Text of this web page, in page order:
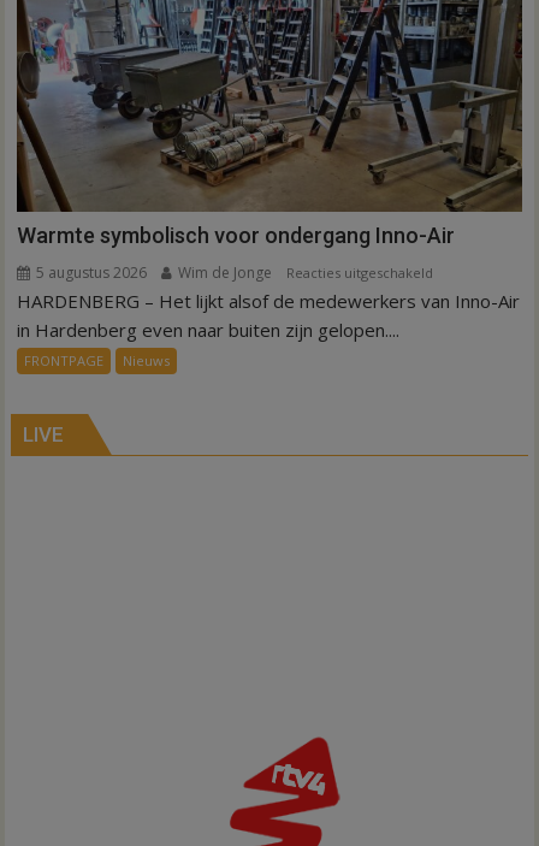
Hardenberg
en
Sibculo
Warmte symbolisch voor ondergang Inno-Air
5 augustus 2026 Wim de Jonge Reacties uitgeschakeld
Warmte
HARDENBERG – Het lijkt alsof de medewerkers van Inno-Air
in Hardenberg even naar buiten zijn gelopen....
FRONTPAGE Nieuws
LIVE